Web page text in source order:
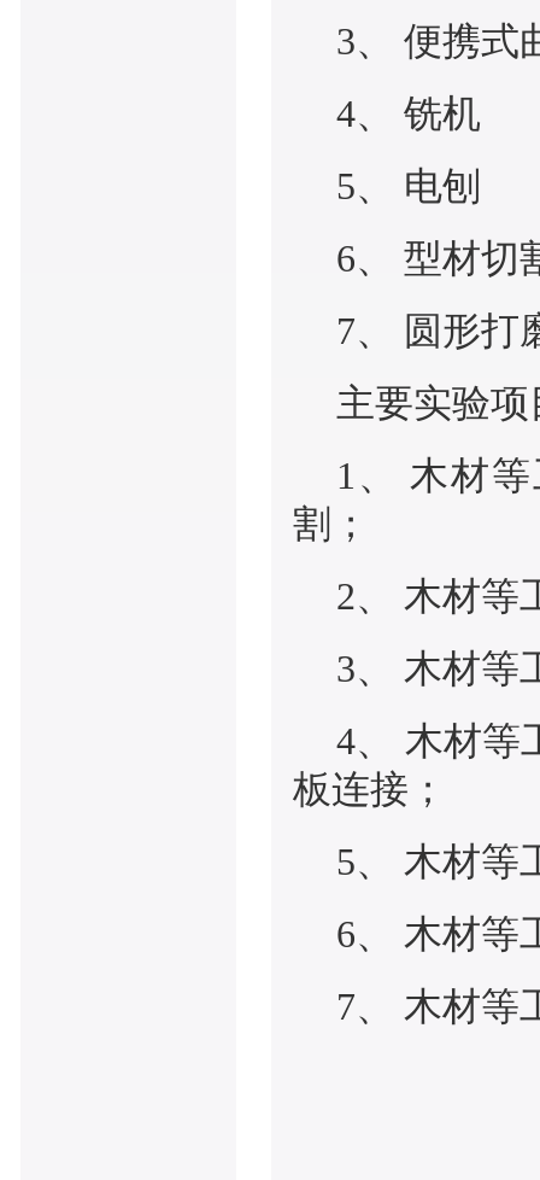
3、 便携式
4、 铣机
5、 电刨
6、 型材切
7、 圆形打
主要实验项
1、 木材
割；
2、 木材等
3、 木材等
4、 木材等
板连接；
5、 木材等
6、 木材等
7、 木材等